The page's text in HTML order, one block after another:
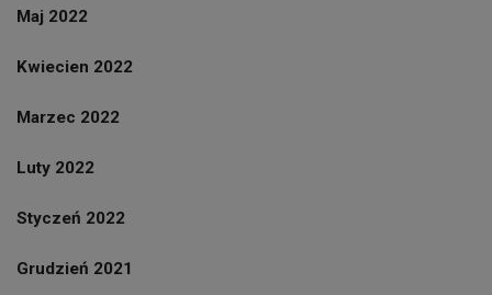
Maj 2022
Kwiecien 2022
Marzec 2022
Luty 2022
Styczeń 2022
Grudzień 2021